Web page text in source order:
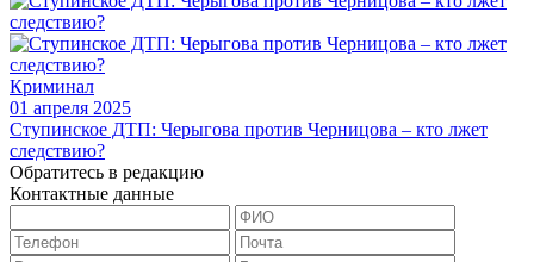
Криминал
01 апреля 2025
Ступинское ДТП: Черыгова против Черницова – кто лжет
следствию?
Обратитесь в редакцию
Контактные данные